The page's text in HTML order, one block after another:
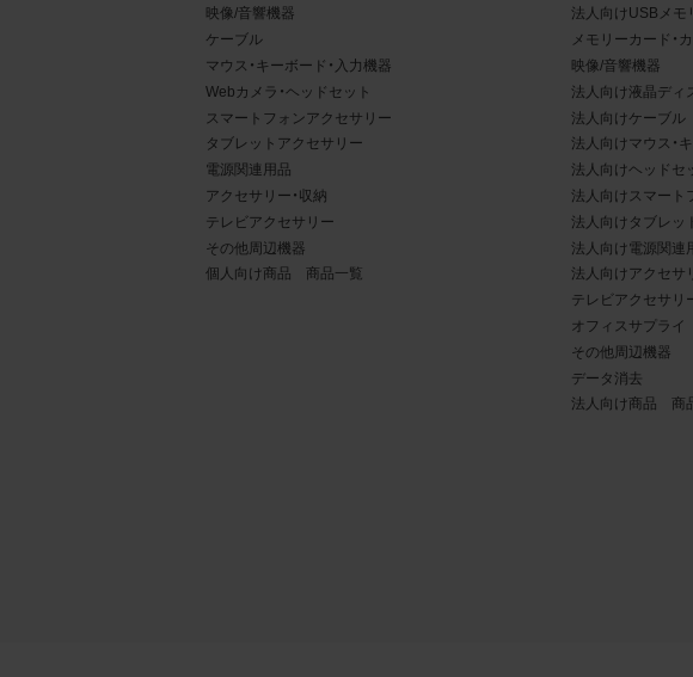
商品写真データの
権表示の除去等を
商品写真データ
品名等）を併記
る商品が、当社
商品写真データ
合、それらを除去
商品写真データ
して利用しないこ
商品写真データ
どして、当社と
る態様の利用を行
その他、当社の
とするような態
映像/音響機器
ケーブル
マウス・キーボード・入力機器
Webカメラ・ヘッドセット
スマートフォンアクセサリー
タブレットアクセサリー
電源関連用品
アクセサリー・収納
テレビアクセサリー
その他周辺機器
個人向け商品 商品一覧
法人向けUSBメモ
メモリーカード・
映像/音響機器
法人向け液晶ディ
法人向けケーブル
法人向けマウス・
法人向けヘッドセ
法人向けスマート
法人向けタブレッ
法人向け電源関連
法人向けアクセサ
テレビアクセサリ
オフィスサプライ
その他周辺機器
データ消去
法人向け商品 商